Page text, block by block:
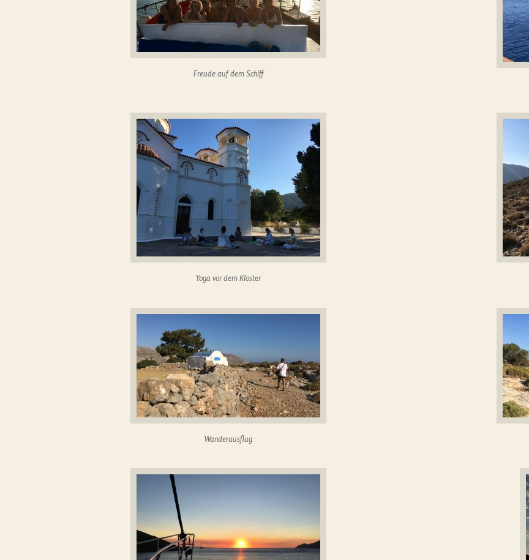
Freude auf dem Schiff
Yoga vor dem Kloster
Wanderausflug